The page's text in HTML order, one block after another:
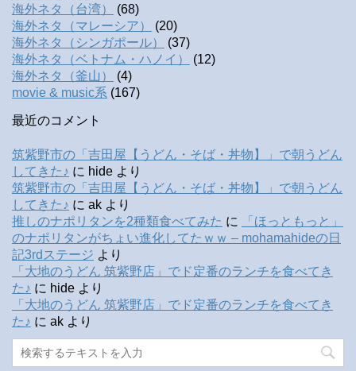
海外ネタ（台湾）
(68)
海外ネタ（マレーシア）
(20)
海外ネタ（シンガポール）
(37)
海外ネタ（ベトナム・ハノイ）
(12)
海外ネタ（釜山）
(4)
movie & music系 (167)
最近のコメント
筑紫野市の「吉田屋【うどん・そば・丼物】」で朝うどん
してきた♪ に hide より
筑紫野市の「吉田屋【うどん・そば・丼物】」で朝うどん
してきた♪ に ak より
推しのナポリタンを2種類食べてみた に
「ほっともっと」
のナポリタンがちょい進化してたｗｗ – mohamahideの日
記3rdステージ より
「大地のうどん 筑紫野店」でド定番のランチを食べてき
た♪ に hide より
「大地のうどん 筑紫野店」でド定番のランチを食べてき
た♪ に ak より